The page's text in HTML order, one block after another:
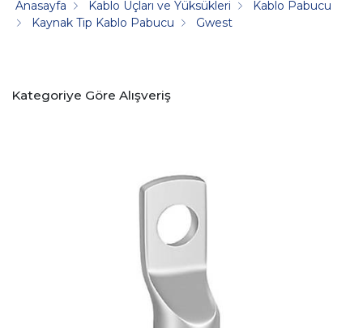
Anasayfa Kablo Uçları ve Yüksükleri
Kablo Pabucu
Kaynak Tip Kablo Pabucu
Gwest
Kategoriye Göre Alışveriş